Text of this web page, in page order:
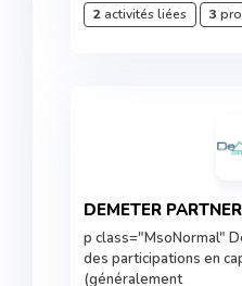
2activités liées 3
DEMETER
p class="MsoNormal"
des participations en
(généralement